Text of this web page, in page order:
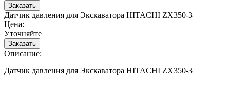
Датчик давления для Экскаватора HITACHI ZX350-3
Цена:
Уточняйте
Описание:
Датчик давления для Экскаватора HITACHI ZX350-3